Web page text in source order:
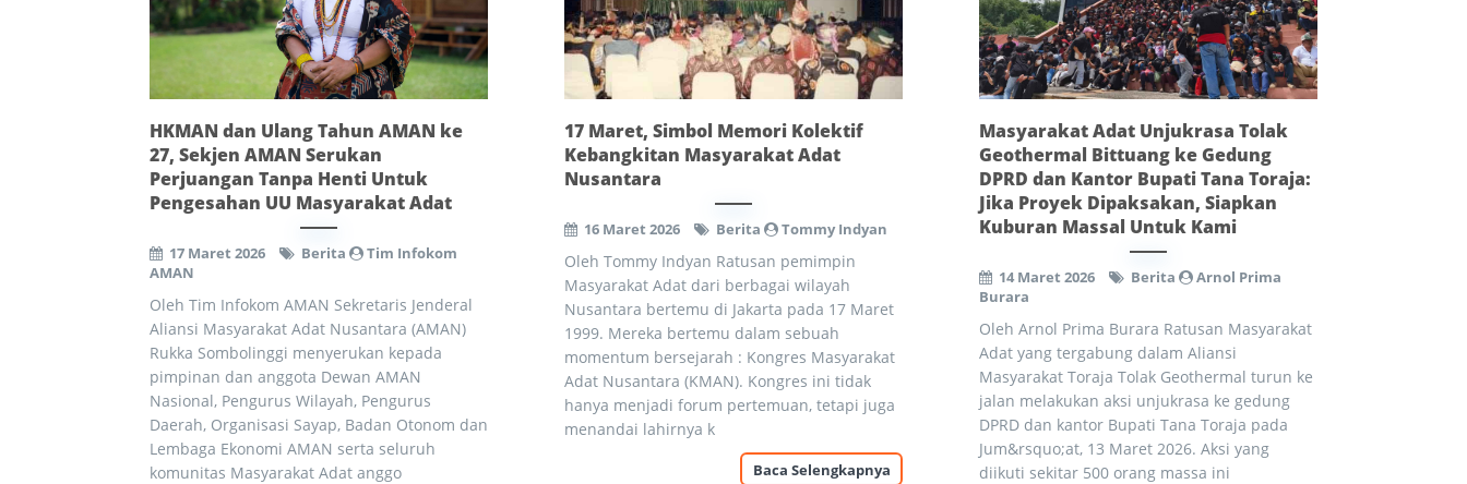
HKMAN dan Ulang Tahun AMAN ke
27, Sekjen AMAN Serukan
Perjuangan Tanpa Henti Untuk
Pengesahan UU Masyarakat Adat
17 Maret 2026 Berita
Tim Infokom
AMAN
Oleh Tim Infokom AMAN Sekretaris Jenderal
Aliansi Masyarakat Adat Nusantara (AMAN)
Rukka Sombolinggi menyerukan kepada
pimpinan dan anggota Dewan AMAN
Nasional, Pengurus Wilayah, Pengurus
Daerah, Organisasi Sayap, Badan Otonom dan
Lembaga Ekonomi AMAN serta seluruh
komunitas Masyarakat Adat anggo
17 Maret, Simbol Memori Kolektif
Kebangkitan Masyarakat Adat
Nusantara
16 Maret 2026 Berita Tommy Indyan
Oleh Tommy Indyan Ratusan pemimpin
Masyarakat Adat dari berbagai wilayah
Nusantara bertemu di Jakarta pada 17 Maret
1999. Mereka bertemu dalam sebuah
momentum bersejarah : Kongres Masyarakat
Adat Nusantara (KMAN). Kongres ini tidak
hanya menjadi forum pertemuan, tetapi juga
menandai lahirnya k
Baca Selengkapnya
Masyarakat Adat Unjukrasa Tolak
Geothermal Bittuang ke Gedung
DPRD dan Kantor Bupati Tana Toraja:
Jika Proyek Dipaksakan, Siapkan
Kuburan Massal Untuk Kami
14 Maret 2026 Berita
Arnol Prima
Burara
Oleh Arnol Prima Burara Ratusan Masyarakat
Adat yang tergabung dalam Aliansi
Masyarakat Toraja Tolak Geothermal turun ke
jalan melakukan aksi unjukrasa ke gedung
DPRD dan kantor Bupati Tana Toraja pada
Jum&rsquo;at, 13 Maret 2026. Aksi yang
diikuti sekitar 500 orang massa ini